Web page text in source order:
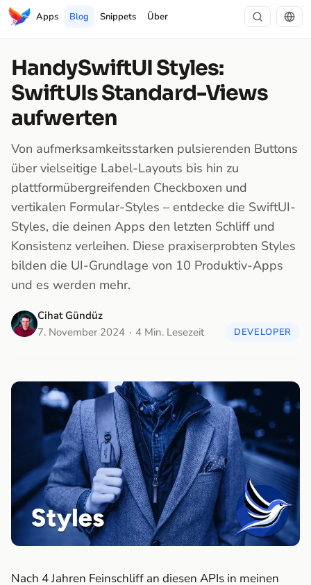
Apps Blog Snippets Über
HandySwiftUI Styles:
SwiftUIs Standard-Views
aufwerten
Von aufmerksamkeitsstarken pulsierenden Buttons
über vielseitige Label-Layouts bis hin zu
plattformübergreifenden Checkboxen und
vertikalen Formular-Styles – entdecke die SwiftUI-
Styles, die deinen Apps den letzten Schliff und
Konsistenz verleihen. Diese praxiserprobten Styles
bilden die UI-Grundlage von 10 Produktiv-Apps
und es werden mehr.
Cihat Gündüz
7. November 2024
4 Min. Lesezeit DEVELOPER
Nach 4 Jahren Feinschliff an diesen APIs in meinen